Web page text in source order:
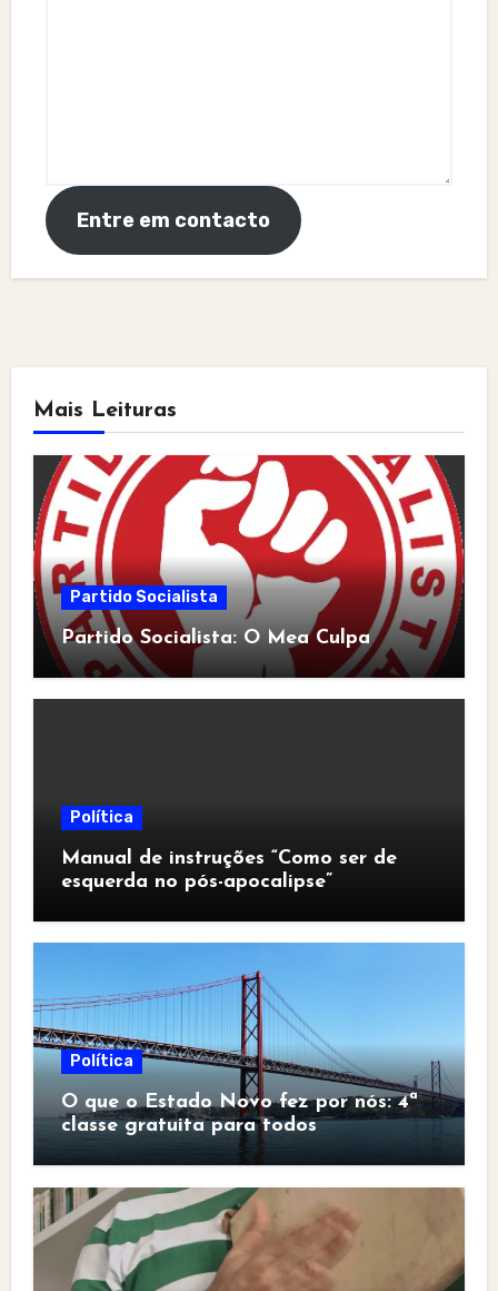
Entre em contacto
Mais Leituras
Partido Socialista
Partido Socialista: O Mea Culpa
Política
Manual de instruções “Como ser de
esquerda no pós-apocalipse”
Política
O que o Estado Novo fez por nós: 4ª
classe gratuita para todos